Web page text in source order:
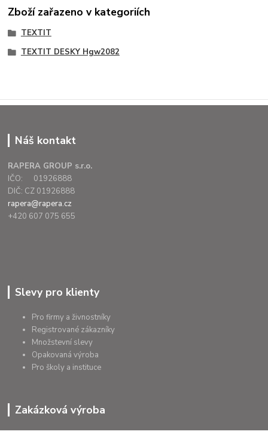
Zboží zařazeno v kategoriích
TEXTIT
TEXTIT DESKY Hgw2082
Náš kontakt
RAPERA GROUP s.r.o.
IČO: 01926888
DIČ: CZ 01926888
rapera@rapera.cz
+420 607 075 655
Slevy pro klienty
Pro firmy a živnostníky
Registrované zákazníky
Množstevní slevy
Opakovaná výroba
Pro školy a instituce
Zakázková výroba